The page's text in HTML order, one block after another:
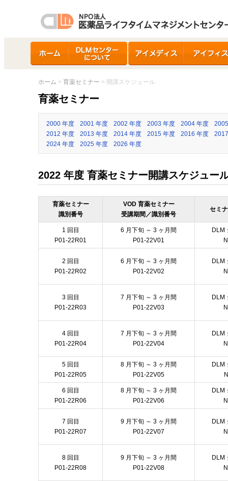
て
ホーム > 育薬セミナー > 開講スケジュール
育薬セミナー
2000 年度 2001 年度 2002 年度 2003 年度 2004 年度
2012 年度
2013 年度 2014 年度 2015 年度 2016 年度
2024 年度
2025 年度 2026 年度
2022 年度 育薬セミナー開講スケジュー
育薬セミナー
識別番号
VOD 育薬セミナー
受講期間／識別番号
セミ
1 回目
P01-22R01
6 月下旬 ～ 3 ヶ月間
P01-22V01
DLM
2 回目
P01-22R02
6 月下旬 ～ 3 ヶ月間
P01-22V02
DLM
3 回目
P01-22R03
7 月下旬 ～ 3 ヶ月間
P01-22V03
DLM
4 回目
P01-22R04
7 月下旬 ～ 3 ヶ月間
P01-22V04
DLM
5 回目
P01-22R05
8 月下旬 ～ 3 ヶ月間
P01-22V05
DLM
6 回目
P01-22R06
8 月下旬 ～ 3 ヶ月間
P01-22V06
DLM
7 回目
P01-22R07
9 月下旬 ～ 3 ヶ月間
P01-22V07
DLM
8 回目
P01-22R08
9 月下旬 ～ 3 ヶ月間
P01-22V08
DLM